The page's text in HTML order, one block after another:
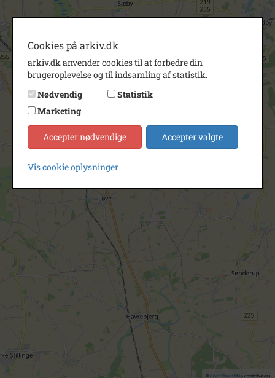
© OpenStreetMapcontributors.
Cookies på arkiv.dk
arkiv.dk anvender cookies til at forbedre din
brugeroplevelse og til indsamling af statistik.
Nødvendig
Statistik
Marketing
Accepter nødvendige Accepter valgte
Vis cookie oplysninger